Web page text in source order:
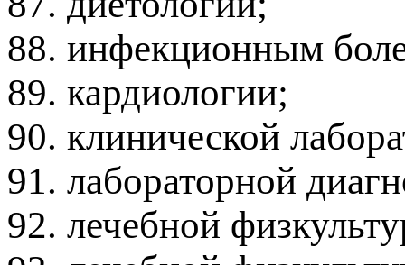
88. инфекционным
89. кардиологии;
90. клинической
91. лабораторной
92. лечебной